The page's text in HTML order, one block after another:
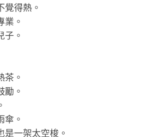
得熱。
業。
子。
茶。
勵。
傘。
一架太空梭。